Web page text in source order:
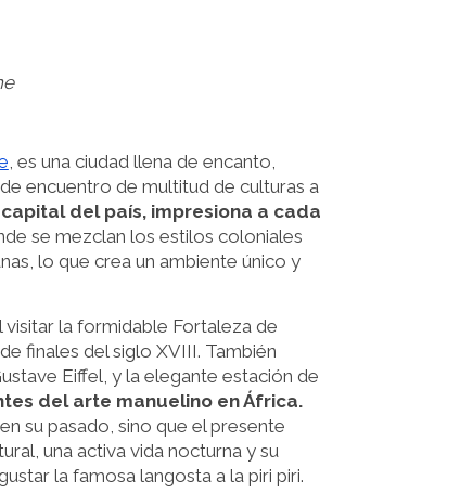
, es una ciudad llena de encanto,
encuentro de multitud de culturas a
del país, impresiona a cada
se mezclan los estilos coloniales
lo que crea un ambiente único y
visitar la formidable Fortaleza de
finales del siglo XVIII. También
Eiffel, y la elegante estación de
del arte manuelino en África.
su pasado, sino que el presente
una activa vida nocturna y su
la famosa langosta a la piri piri.